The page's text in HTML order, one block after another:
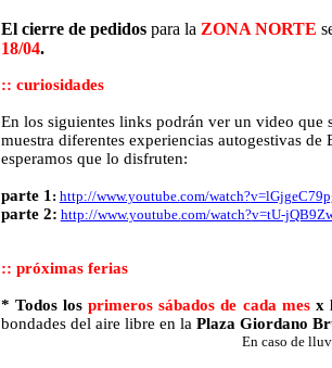
El cierre de pedidospara la ZONA NORTE
18/04.
:: curiosidades
En los siguientes links podrán ver un video que
muestra diferentes experiencias autogestivas
esperamos que lo disfruten:
parte 1 : http://www.youtube.com/watch?
parte 2: http://www.youtube.com/watch?v=tU-
:: próximas ferias
* Todos losprimeros sábados de cada mesx
bondades del aire libre en la Plaza Giordano
En caso de